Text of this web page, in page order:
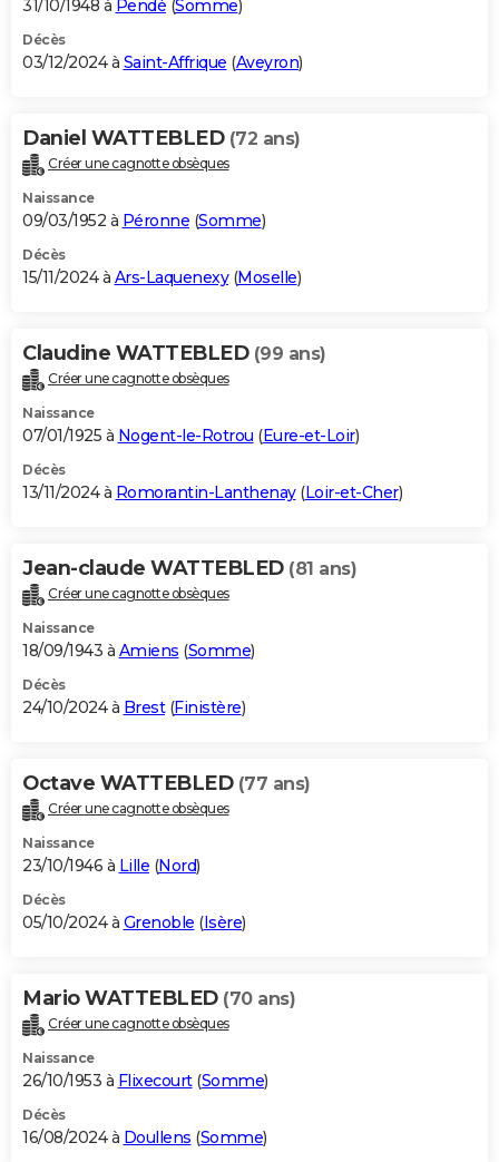
31/10/1948 à Pendé (Somme)
Décès
03/12/2024 à Saint-Affrique (Aveyron)
Daniel WATTEBLED (72 ans)
Créer une cagnotte obsèques
Naissance
09/03/1952 à Péronne (Somme)
Décès
15/11/2024 à Ars-Laquenexy(Moselle)
Claudine WATTEBLED (99 ans)
Créer une cagnotte obsèques
Naissance
07/01/1925 à Nogent-le-Rotrou (Eure-et-Loir)
Décès
13/11/2024 à Romorantin-Lanthenay(Loir-et-Cher)
Jean-claude WATTEBLED (81 ans)
Créer une cagnotte obsèques
Naissance
18/09/1943 à Amiens (Somme)
Décès
24/10/2024 à Brest(Finistère)
Octave WATTEBLED (77 ans)
Créer une cagnotte obsèques
Naissance
23/10/1946 à Lille (Nord)
Décès
05/10/2024 à Grenoble (Isère)
Mario WATTEBLED (70 ans)
Créer une cagnotte obsèques
Naissance
26/10/1953 à Flixecourt(Somme)
Décès
16/08/2024 à Doullens (Somme)